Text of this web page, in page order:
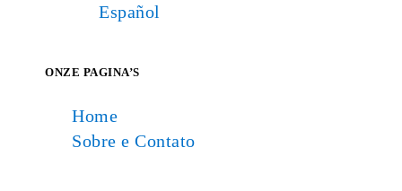
Español
ONZE PAGINA’S
Home
Sobre e Contato